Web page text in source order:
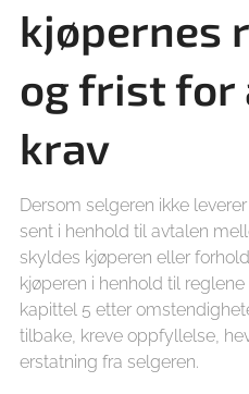
kjøpernes
og frist for
krav
Dersom selgeren ikke
sent i henhold til avtalen
skyldes kjøperen eller
kjøperen i henhold til
kapittel 5 etter
tilbake, kreve oppfyllelse,
erstatning fra selgeren.